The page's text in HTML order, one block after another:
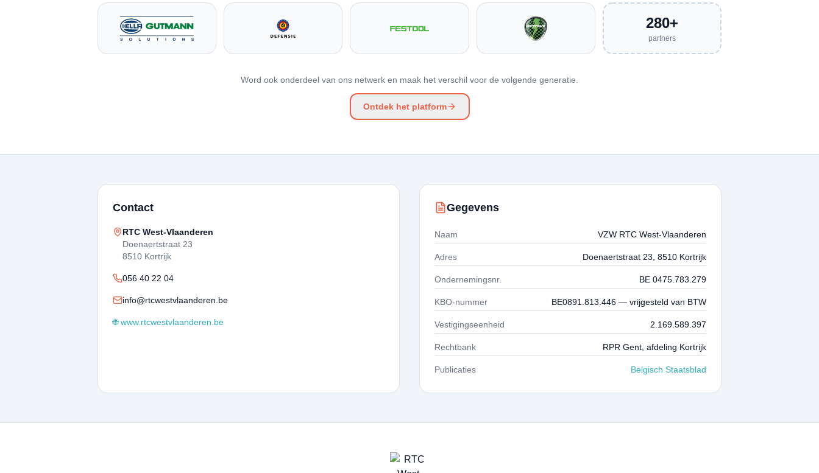
280+
partners
Word ook onderdeel van ons netwerk en maak het verschil voor de volgende generatie.
Ontdek het platform
Contact
RTC West-Vlaanderen
Doenaertstraat 23
8510 Kortrijk
056 40 22 04
info@rtcwestvlaanderen.be
🌐 www.rtcwestvlaanderen.be
Gegevens
Naam VZW RTC West-Vlaanderen
Adres Doenaertstraat 23, 8510 Kortrijk
Ondernemingsnr. BE 0475.783.279
KBO-nummer BE0891.813.446 — vrijgesteld van BTW
Vestigingseenheid 2.169.589.397
Rechtbank RPR Gent, afdeling Kortrijk
Publicaties Belgisch Staatsblad